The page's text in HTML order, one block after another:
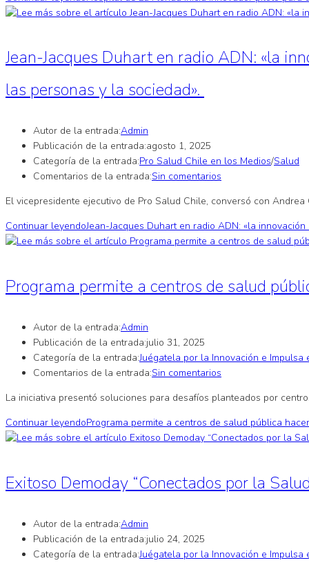
Jean-Jacques Duhart en radio ADN: «la
las personas y la sociedad».
Autor de la entrada:Admin
Publicación de la entrada:agosto 1, 2025
Categoría de la entrada:Pro Salud Chile en los Medios/Salud
Comentarios de la entrada:Sin comentarios
El vicepresidente ejecutivo de Pro Salud Chile, conversó con
Continuar leyendoJean-Jacques Duhart en radio ADN: «la
Programa permite a centros de salud
Autor de la entrada:Admin
Publicación de la entrada:julio 31, 2025
Categoría de la entrada:Juégatela por la Innovación e Impulsa
Comentarios de la entrada:Sin comentarios
La iniciativa presentó soluciones para desafíos planteados por
Continuar leyendoPrograma permite a centros de salud pública
Exitoso Demoday “Conectados por la
Autor de la entrada:Admin
Publicación de la entrada:julio 24, 2025
Categoría de la entrada:Juégatela por la Innovación e Impulsa